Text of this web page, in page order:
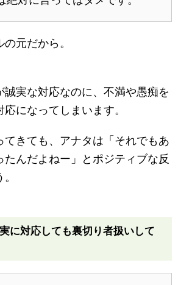
元だから。
誠実な対応なのに、不満や愚痴を
になってしまいます。
てきても、アナタは「それでもあ
たんだよねー」とポジティブな反
に対応しても裏切り者扱いして